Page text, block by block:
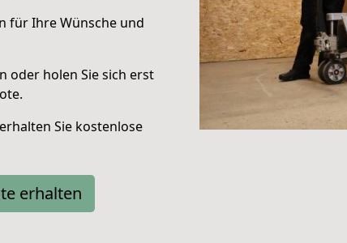
für Ihre Wünsche und
oder holen Sie sich erst
Sie kostenlose
erhalten